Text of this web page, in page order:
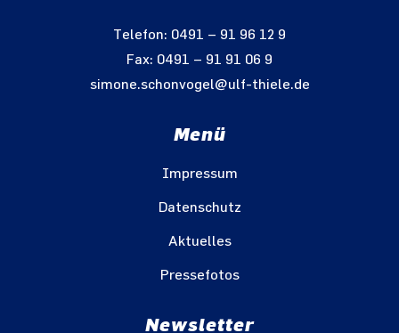
Telefon: 0491 – 91 96 12 9
Fax: 0491 – 91 91 06 9
simone.schonvogel@ulf-thiele.de
Menü
Impressum
Datenschutz
Aktuelles
Pressefotos
Newsletter